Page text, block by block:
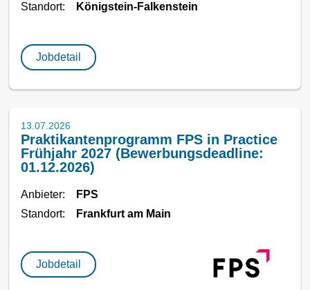
Standort:
Königstein-Falkenstein
Jobdetail
13.07.2026
Praktikantenprogramm FPS in Practice
Frühjahr 2027 (Bewerbungsdeadline:
01.12.2026)
Anbieter:
FPS
Standort:
Frankfurt am Main
Jobdetail